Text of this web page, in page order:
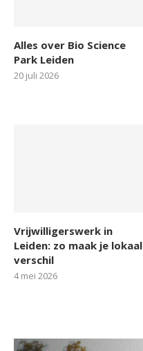
Alles over Bio Science
Park Leiden
20 juli 2026
Vrijwilligerswerk in
Leiden: zo maak je lokaal
verschil
4 mei 2026